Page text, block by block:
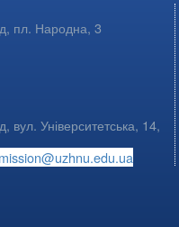
пл. Народна, 3
Університетська, 14,